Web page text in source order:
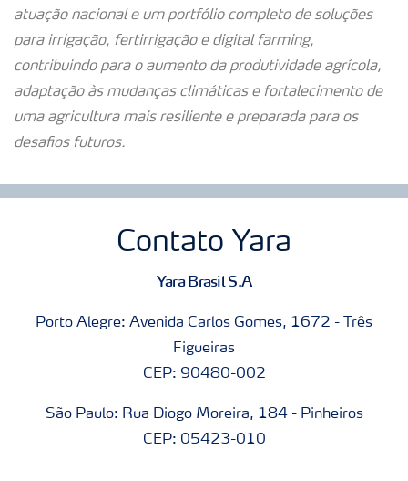
atuação nacional e um portfólio completo de soluções
para irrigação, fertirrigação e digital farming,
contribuindo para o aumento da produtividade agrícola,
adaptação às mudanças climáticas e fortalecimento de
uma agricultura mais resiliente e preparada para os
desafios futuros.
Contato Yara
Yara Brasil S.A
Porto Alegre: Avenida Carlos Gomes, 1672 - Três
Figueiras
CEP: 90480-002
São Paulo: Rua Diogo Moreira, 184 - Pinheiros
CEP: 05423-010